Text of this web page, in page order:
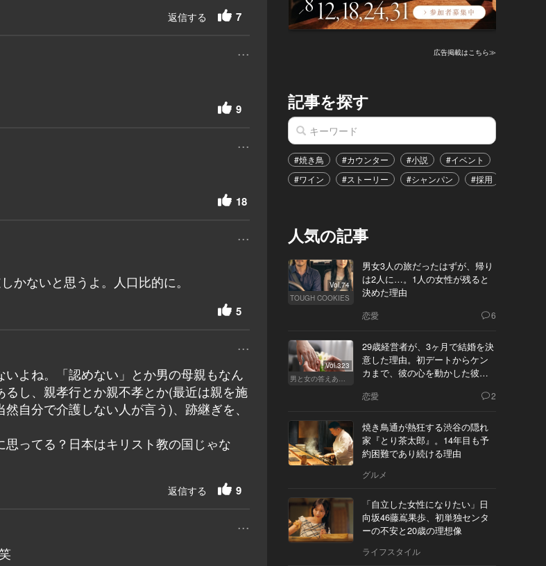
7
返信する
...
9
...
18
...
かないと思うよ。人口比的に。
5
...
よね。「認めない」とか男の母親もなん
し、親孝行とか親不孝とか(最近は親を施
自分で介護しない人が言う)、跡継ぎを、
ってる？日本はキリスト教の国じゃな
9
返信する
...
広告掲載はこちら≫
記事を探す
#焼き鳥 #カウンター #小説 #イベント
#ワイン
#ストーリー #シャンパン #採用
人気の記事
Vol.74
TOUGH COOKIES
男女3人の旅だったはずが、帰り
は2人に…。1人の女性が残ると
決めた理由
恋愛 6
Vol.323
男と女の答えあわせ【Q】
29歳経営者が、3ヶ月で結婚を決
意した理由。初デートからケン
カまで、彼の心を動かした彼女
恋愛 2
焼き鳥通が熱狂する渋谷の隠れ
家『とり茶太郎』。14年目も予
約困難であり続ける理由
グルメ
「自立した女性になりたい」日
向坂46藤嶌果歩、初単独センタ
ーの不安と20歳の理想像
ライフスタイル